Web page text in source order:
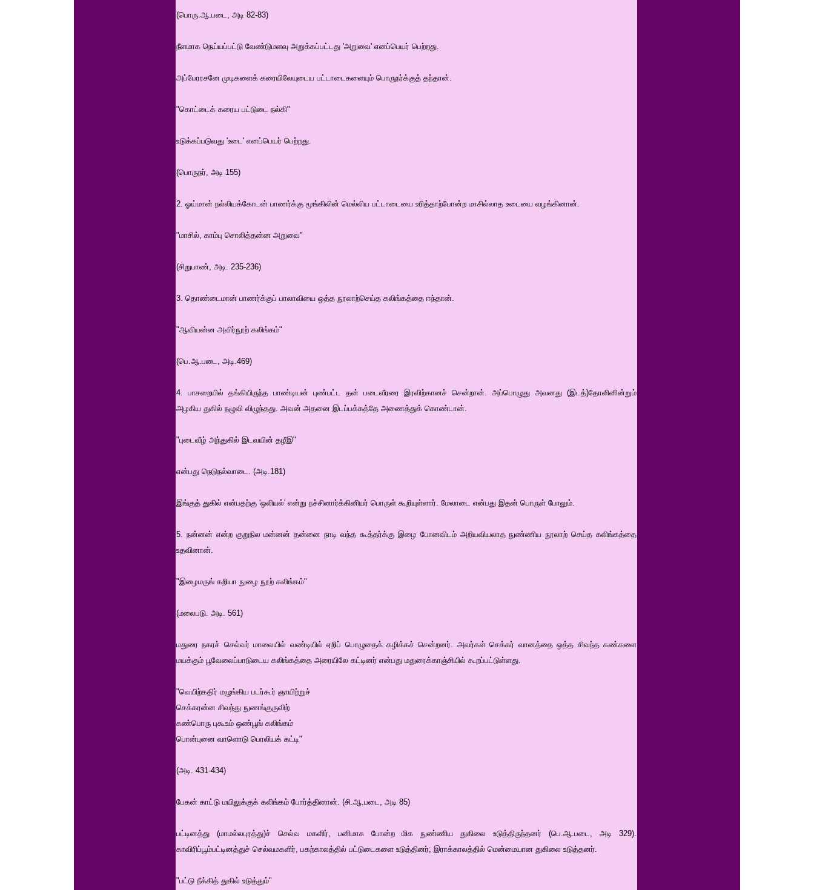
(பொரு.ஆ.படை, அடி 82-83)
நீளமாக நெய்யப்பட்டு வேண்டுமளவு அறுக்கப்பட்டது 'அறுவை' எனப்பெயர் பெற்றது.
அப்பேரரசனே முடிகளைக் கரையிலேயுடைய பட்டாடைகளையும் பொருநர்க்குத் தந்தான்.
"கொட்டைக் கரைய பட்டுடை நல்கி"
உடுக்கப்படுவது 'உடை' எனப்பெயர் பெற்றது.
(பொருநர், அடி 155)
2. ஓய்மான் நல்லியக்கோடன் பாணர்க்கு மூங்கிலின் மெல்லிய பட்டாடையை உரித்தாற்போன்ற மாசில்லாத உடையை வழங்கினான்.
"மாசில், காம்பு சொலித்தன்ன அறுவை"
(சிறுபாண், அடி. 235-236)
3. தொண்டைமான் பாணர்க்குப் பாலாவியை ஒத்த நூலாற்செய்த கலிங்கத்தை ஈந்தான்.
"ஆவியன்ன அவிர்நூற் கலிங்கம்"
(பெ.ஆ.படை, அடி.469)
4. பாசறையில் தங்கியிருந்த பாண்டியன் புண்பட்ட தன் படைவீரரை இரவிற்கானச் சென்றான். அப்பொழுது அவனது (இடத்)தோளினின்றும்
அழகிய துகில் நழுவி விழுந்தது. அவன் அதனை இடப்பக்கத்தே அணைத்துக் கொண்டான்.
"புடைவீழ் அந்துகில் இடவயின் தழீஇ"
என்பது நெடுநல்வாடை. (அடி.181)
இங்குத் துகில் என்பதற்கு 'ஒலியல்' என்று நச்சினார்க்கினியர் பொருள் கூறியுள்ளார். மேலாடை என்பது இதன் பொருள் போலும்.
5. நன்னன் என்ற குறுநில மன்னன் தன்னை நாடி வந்த கூத்தர்க்கு இழை போனவிடம் அறியவியலாத நுண்ணிய நூலாற் செய்த கலிங்கத்தை
உதவினான்.
"இழைமருங் கறியா நுழை நூற் கலிங்கம்"
(மலைபடு. அடி. 561)
மதுரை நகரச் செல்வர் மாலையில் வண்டியில் ஏறிப் பொழுதைக் கழிக்கச் சென்றனர். அவர்கள் செக்கர் வானத்தை ஒத்த சிவந்த கண்களை
மயக்கும் பூவேலைப்பாடுடைய கலிங்கத்தை அரையிலே கட்டினர் என்பது மதுரைக்காஞ்சியில் கூறப்பட்டுள்ளது.
"வெயிற்கதிர் மழுங்கிய படர்கூர் ஞாயிற்றுச்
செக்கரன்ன சிவந்து நுணங்குருவிற்
கண்பொரு புகூஉம் ஒண்பூங் கலிங்கம்
பொன்புனை வாளொடு பொலியக் கட்டி"
(அடி. 431-434)
பேகன் காட்டு மயிலுக்குக் கலிங்கம் போர்த்தினான். (சி.ஆ.படை, அடி 85)
பட்டினத்து (மாமல்லபுரத்து)ச் செல்வ மகளிர், பனிமாசு போன்ற மிக நுண்ணிய துகிலை உடுத்திருந்தனர் (பெ.ஆ.படை, அடி 329).
காவிரிப்பூம்பட்டினத்துச் செல்வமகளிர், பகற்காலத்தில் பட்டுடைகளை உடுத்தினர்; இராக்காலத்தில் மென்மையான துகிலை உடுத்தனர்.
"பட்டு நீக்கித் துகில் உடுத்தும்"